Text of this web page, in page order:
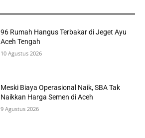
96 Rumah Hangus Terbakar di Jeget Ayu
Aceh Tengah
10 Agustus 2026
Meski Biaya Operasional Naik, SBA Tak
Naikkan Harga Semen di Aceh
9 Agustus 2026